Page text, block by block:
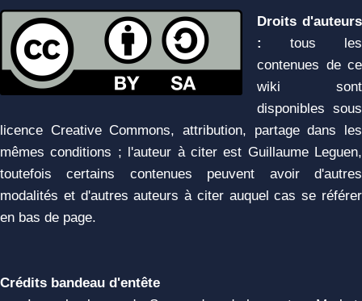
Droits d'auteurs
:
tous les
contenues de ce
wiki sont
disponibles sous
licence Creative Commons, attribution, partage dans les
mêmes conditions ; l'auteur à citer est Guillaume Leguen,
toutefois certains contenues peuvent avoir d'autres
modalités et d'autres auteurs à citer auquel cas se référer
en bas de page.
Crédits bandeau d'entête